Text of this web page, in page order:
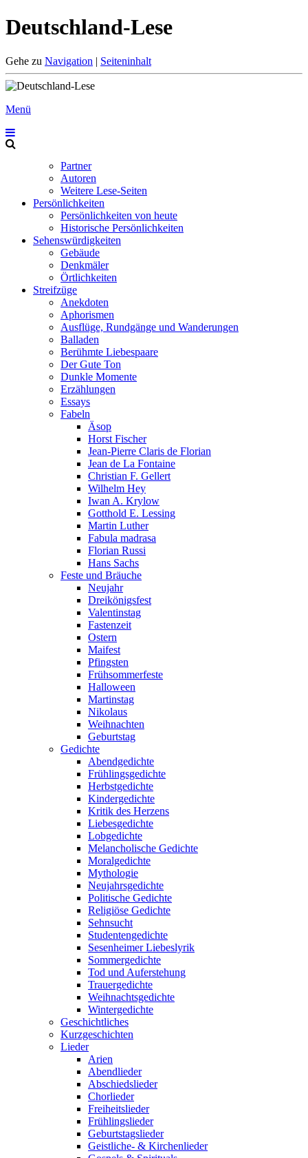
Deutschland-Lese
Gehe zu Navigation | Seiteninhalt
Menü
Partner
Autoren
Weitere Lese-Seiten
Persönlichkeiten
Persönlichkeiten von heute
Historische Persönlichkeiten
Sehenswürdigkeiten
Gebäude
Denkmäler
Örtlichkeiten
Streifzüge
Anekdoten
Aphorismen
Ausflüge, Rundgänge und Wanderungen
Balladen
Berühmte Liebespaare
Der Gute Ton
Dunkle Momente
Erzählungen
Essays
Fabeln
Äsop
Horst Fischer
Jean-Pierre Claris de Florian
Jean de La Fontaine
Christian F. Gellert
Wilhelm Hey
Iwan A. Krylow
Gotthold E. Lessing
Martin Luther
Fabula madrasa
Florian Russi
Hans Sachs
Feste und Bräuche
Neujahr
Dreikönigsfest
Valentinstag
Fastenzeit
Ostern
Maifest
Pfingsten
Frühsommerfeste
Halloween
Martinstag
Nikolaus
Weihnachten
Geburtstag
Gedichte
Abendgedichte
Frühlingsgedichte
Herbstgedichte
Kindergedichte
Kritik des Herzens
Liebesgedichte
Lobgedichte
Melancholische Gedichte
Moralgedichte
Mythologie
Neujahrsgedichte
Politische Gedichte
Religiöse Gedichte
Sehnsucht
Studentengedichte
Sesenheimer Liebeslyrik
Sommergedichte
Tod und Auferstehung
Trauergedichte
Weihnachtsgedichte
Wintergedichte
Geschichtliches
Kurzgeschichten
Lieder
Arien
Abendlieder
Abschiedslieder
Chorlieder
Freiheitslieder
Frühlingslieder
Geburtstagslieder
Geistliche- & Kirchenlieder